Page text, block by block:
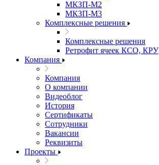
МКЗП-М2
МКЗП-М3
Комплексные решения
Комплексные решения
Ретрофит ячеек КСО, КРУ
Компания
Компания
О компании
Видеоблог
История
Сертификаты
Сотрудники
Вакансии
Реквизиты
Проекты